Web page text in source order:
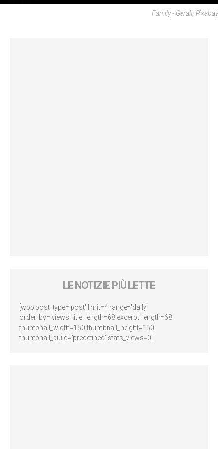
Family - Geralt, Pixabay
LE NOTIZIE PIÙ LETTE
[wpp post_type='post' limit=4 range='daily'
order_by='views' title_length=68 excerpt_length=68
thumbnail_width=150 thumbnail_height=150
thumbnail_build='predefined' stats_views=0]